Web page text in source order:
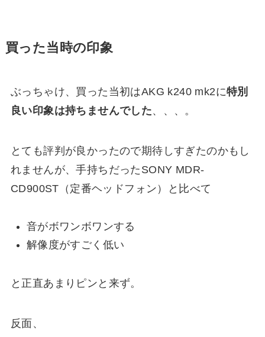
買った当時の印象
ぶっちゃけ、買った当初はAKG k240 mk2に特別
良い印象は持ちませんでした、、、。
とても評判が良かったので期待しすぎたのかもし
れませんが、手持ちだったSONY MDR-
CD900ST（定番ヘッドフォン）と比べて
音がボワンボワンする
解像度がすごく低い
と正直あまりピンと来ず。
反面、